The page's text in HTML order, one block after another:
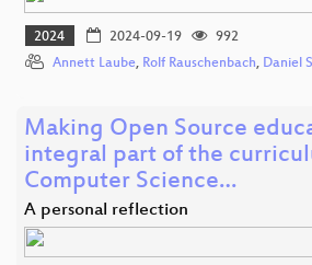
2024 2024-09-19
992
Annett Laube, Rolf Rauschenbach, Daniel
Making Open Source
integral part of the
Computer Science…
A personal reflection